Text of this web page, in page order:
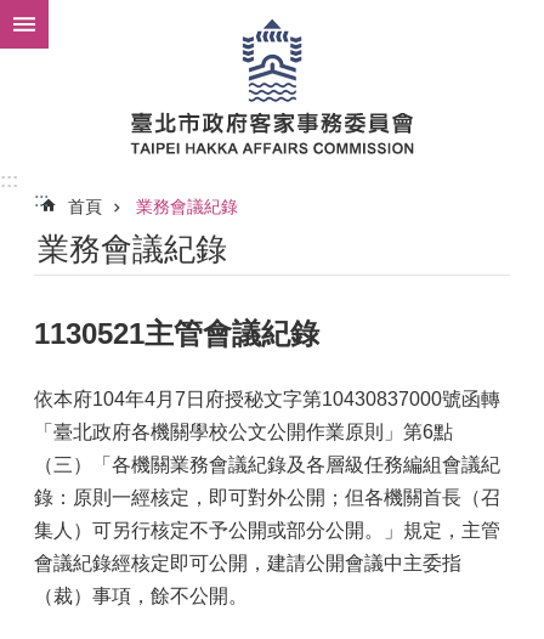
跳到主要內容區塊
:::
:::
首頁 業務會議紀錄
業務會議紀錄
1130521主管會議紀錄
依本府104年4月7日府授秘文字第10430837000號函轉
「臺北政府各機關學校公文公開作業原則」第6點
（三）「各機關業務會議紀錄及各層級任務編組會議紀
錄：原則一經核定，即可對外公開；但各機關首長（召
集人）可另行核定不予公開或部分公開。」規定，主管
會議紀錄經核定即可公開，建請公開會議中主委指
（裁）事項，餘不公開。